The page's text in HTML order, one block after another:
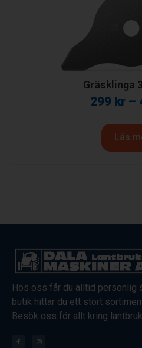
Gräsklinga
299 kr–
Läs
Hos oss får du alltid personlig
butik hittar du ett stort
Besök oss för allt kring